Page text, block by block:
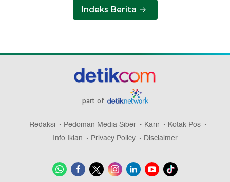
Indeks Berita
part of
Redaksi Pedoman Media Siber Karir
Kotak Pos
Info Iklan
Privacy Policy Disclaimer